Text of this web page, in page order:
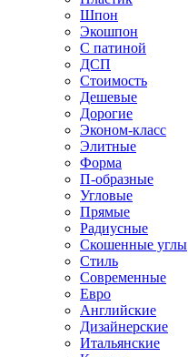
Шпон
Экошпон
С патиной
ДСП
Стоимость
Дешевые
Дорогие
Эконом-класс
Элитные
Форма
П-образные
Угловые
Прямые
Радиусные
Скошенные углы
Стиль
Современные
Евро
Английские
Дизайнерские
Итальянские